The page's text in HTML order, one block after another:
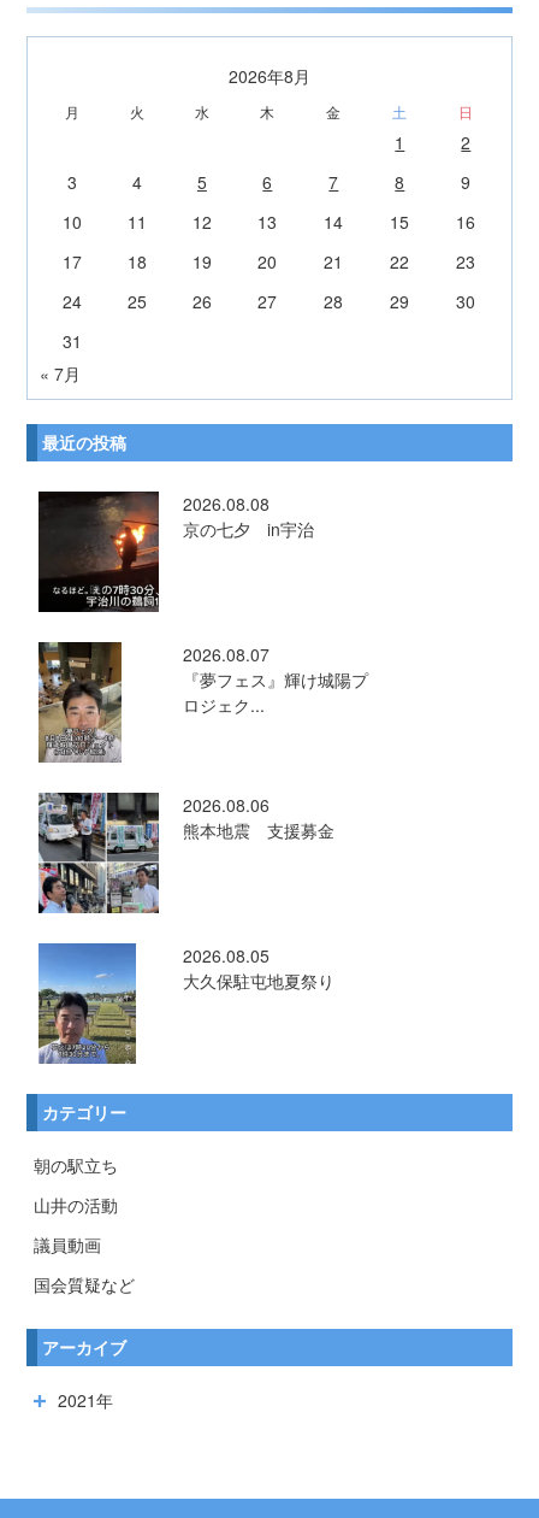
2026年8月
月 火 水 木 金 土 日
1
2
3
4 5 6 7 8
9
10
11 12 13 14 15
16
17
18 19 20 21 22
23
24
25 26 27 28 29
30
31
« 7月
最近の投稿
2026.08.08
京の七夕 in宇治
2026.08.07
『夢フェス』輝け城陽プ
ロジェク...
2026.08.06
熊本地震 支援募金
2026.08.05
大久保駐屯地夏祭り
カテゴリー
朝の駅立ち
山井の活動
議員動画
国会質疑など
アーカイブ
2021年